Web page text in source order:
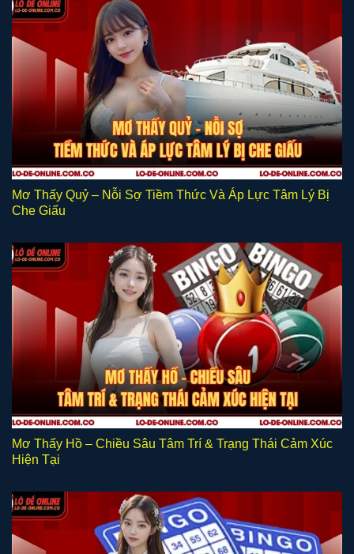
Mơ Thấy Quỷ – Nỗi Sợ Tiềm Thức Và Áp Lực Tâm Lý Bị
Che Giấu
Mơ Thấy Hồ – Chiều Sâu Tâm Trí & Trạng Thái Cảm Xúc
Hiện Tại